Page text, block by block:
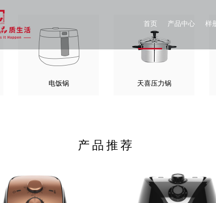
首页 产品中心 样
电饭锅 天喜压力锅
产品推荐